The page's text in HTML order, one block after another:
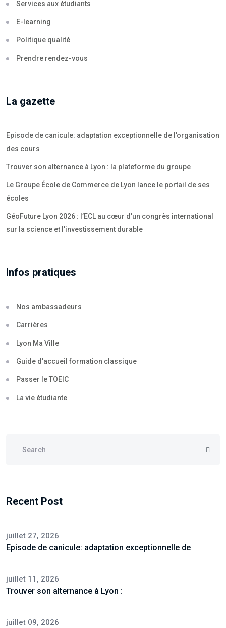
Services aux étudiants
E-learning
Politique qualité
Prendre rendez-vous
La gazette
Episode de canicule: adaptation exceptionnelle de l’organisation
des cours
Trouver son alternance à Lyon : la plateforme du groupe
Le Groupe École de Commerce de Lyon lance le portail de ses
écoles
GéoFuture Lyon 2026 : l’ECL au cœur d’un congrès international
sur la science et l’investissement durable
Infos pratiques
Nos ambassadeurs
Carrières
Lyon Ma Ville
Guide d’accueil formation classique
Passer le TOEIC
La vie étudiante
Recent Post
juillet 27, 2026
Episode de canicule: adaptation exceptionnelle de
juillet 11, 2026
Trouver son alternance à Lyon :
juillet 09, 2026